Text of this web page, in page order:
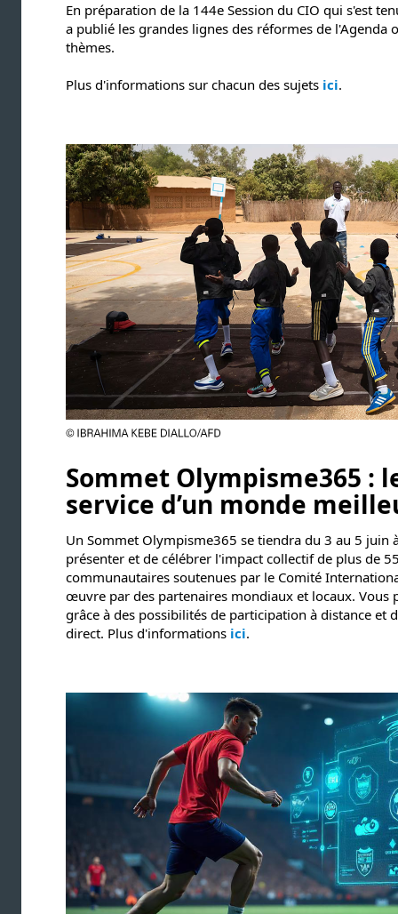
En préparation de la 144e Session du CIO qui s'est
a publié les grandes lignes des réformes de l'Agenda
thèmes.
Plus d'informations sur chacun des sujets ici.
Sommet Olympisme365 :
service d’un monde
Un Sommet Olympisme365 se tiendra du 3 au 5 juin
présenter et de célébrer l'impact collectif de plus de
communautaires soutenues par le Comité
œuvre par des partenaires mondiaux et locaux. Vous
grâce à des possibilités de participation à distance et
direct. Plus d'informations ici.